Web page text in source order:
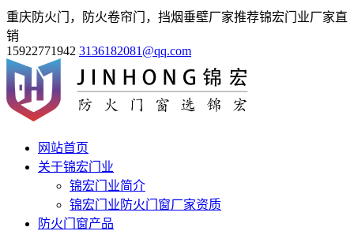
重庆防火门，防火卷帘门，挡烟垂壁厂家推荐锦宏门业厂家直
销
15922771942 3136182081@qq.com
网站首页
关于锦宏门业
锦宏门业简介
锦宏门业防火门窗厂家资质
防火门窗产品